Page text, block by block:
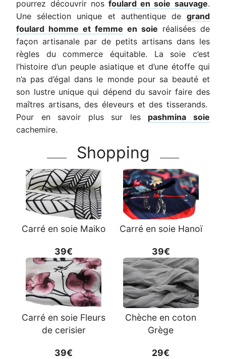
pourrez découvrir nos foulard en soie sauvage.
Une sélection unique et authentique de grand
foulard homme et femme en soie réalisées de
façon artisanale par de petits artisans dans les
règles du commerce équitable. La soie c’est
l’histoire d’un peuple asiatique et d’une étoffe qui
n’a pas d’égal dans le monde pour sa beauté et
son lustre unique qui dépend du savoir faire des
maîtres artisans, des éleveurs et des tisserands.
Pour en savoir plus sur les pashmina soie
cachemire.
Shopping
Carré en soie Maiko
39€
Carré en soie Hanoï
39€
Carré en soie Fleurs
de cerisier
39€
Chèche en coton
Grège
29€